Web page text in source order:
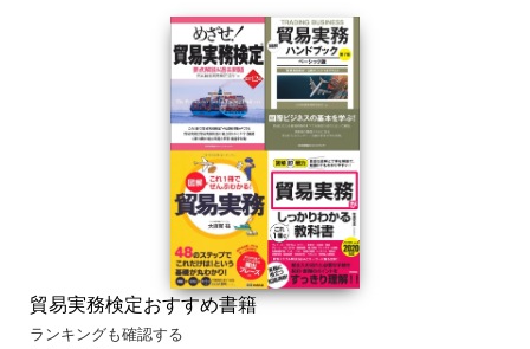
貿易実務検定おすすめ書籍
ランキングも確認する